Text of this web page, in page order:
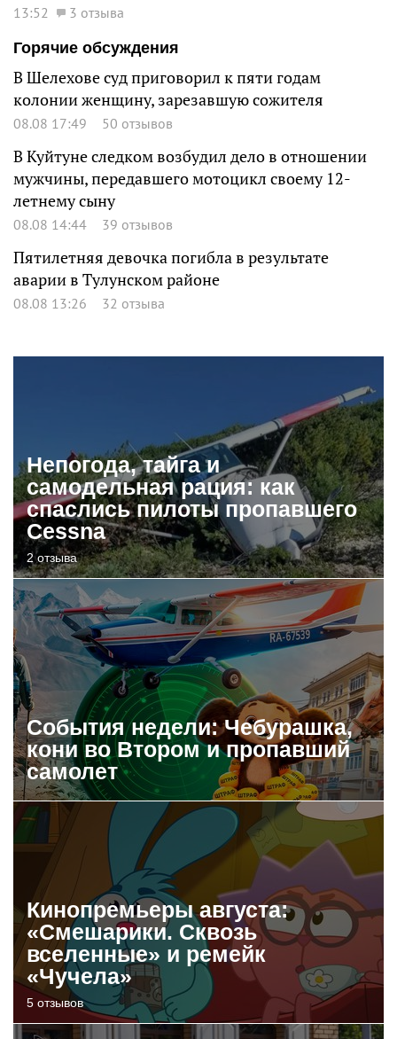
13:52
3 отзыва
Горячие обсуждения
В Шелехове суд приговорил к пяти годам
колонии женщину, зарезавшую сожителя
08.08 17:49 50 отзывов
В Куйтуне следком возбудил дело в отношении
мужчины, передавшего мотоцикл своему 12-
летнему сыну
08.08 14:44 39 отзывов
Пятилетняя девочка погибла в результате
аварии в Тулунском районе
08.08 13:26 32 отзыва
Непогода, тайга и
самодельная рация: как
спаслись пилоты пропавшего
Cessna
2 отзыва
События недели: Чебурашка,
кони во Втором и пропавший
самолет
Кинопремьеры августа:
«Смешарики. Сквозь
вселенные» и ремейк
«Чучела»
5 отзывов